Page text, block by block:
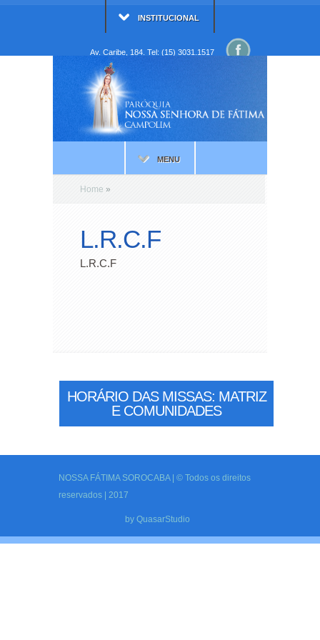
INSTITUCIONAL
Av. Caribe, 184. Tel: (15) 3031.1517
MENU
Home »
L.R.C.F
L.R.C.F
HORÁRIO DAS MISSAS: MATRIZ
E COMUNIDADES
NOSSA FÁTIMA SOROCABA | © Todos os direitos
reservados | 2017
by QuasarStudio